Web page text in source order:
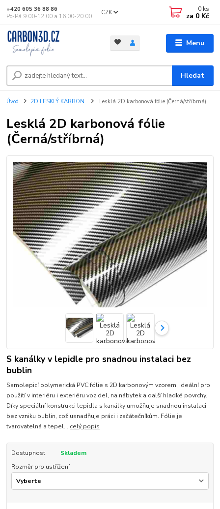
Menu
CZK
Hledat
+420 605 36 88 86
Po-Pá 9.00-12.00 a 16.00-20.00
0 ks
za 0 Kč
Úvod 2D LESKLÝ KARBON Lesklá 2D karbonová fólie (Černá/stříbrná)
Lesklá 2D karbonová fólie
(Černá/stříbrná)
S kanálky v lepidle pro snadnou instalaci bez
bublin
Samolepicí polymerická PVC fólie s 2D karbonovým vzorem, ideální pro
použití v interiéru i exteriéru vozidel, na nábytek a další hladké povrchy.
Díky speciální konstrukci lepidla s kanálky umožňuje snadnou instalaci
bez vzniku bublin, což usnadňuje práci i začátečníkům. Fólie je
tvarovatelná a tepel... celý popis
Dostupnost
Skladem
Rozměr pro ustřižení